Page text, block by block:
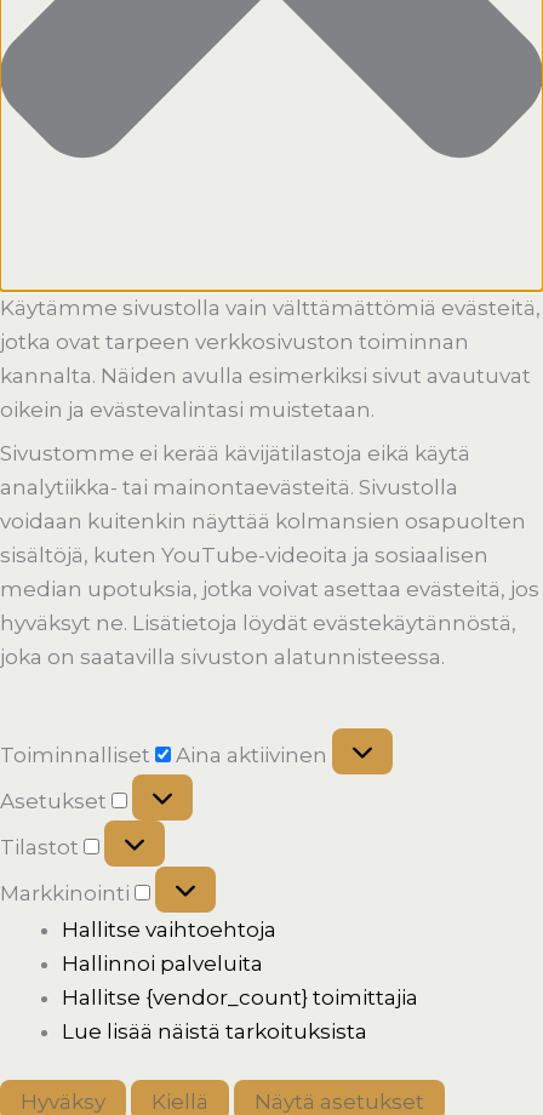
Käytämme sivustolla vain välttämättömiä evästeitä,
jotka ovat tarpeen verkkosivuston toiminnan
kannalta. Näiden avulla esimerkiksi sivut avautuvat
oikein ja evästevalintasi muistetaan.
Sivustomme ei kerää kävijätilastoja eikä käytä
analytiikka- tai mainontaevästeitä. Sivustolla
voidaan kuitenkin näyttää kolmansien osapuolten
sisältöjä, kuten YouTube-videoita ja sosiaalisen
median upotuksia, jotka voivat asettaa evästeitä, jos
hyväksyt ne. Lisätietoja löydät evästekäytännöstä,
joka on saatavilla sivuston alatunnisteessa.
Toiminnalliset
Aina aktiivinen
Asetukset
Tilastot
Markkinointi
Hallitse vaihtoehtoja
Hallinnoi palveluita
Hallitse {vendor_count} toimittajia
Lue lisää näistä tarkoituksista
Hyväksy Kiellä
Näytä asetukset